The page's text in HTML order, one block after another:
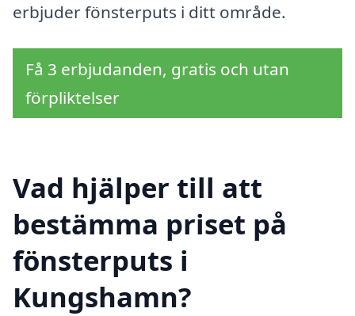
erbjuder fönsterputs i ditt område.
Få 3 erbjudanden, gratis och utan
förpliktelser
Vad hjälper till att
bestämma priset på
fönsterputs i
Kungshamn?